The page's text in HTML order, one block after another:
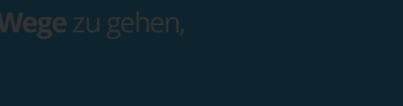
zu gehen,